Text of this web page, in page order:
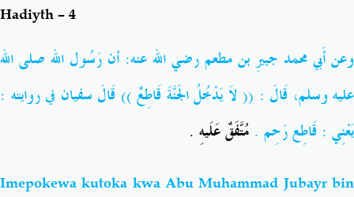
Hadiyth – 4
وعن أَبي محمد جبيرِ بن مطعمرضي الله عنه: أن رَسُول الله صلى الله
عليه وسلم، قَالَ : (( لاَ يَدْخُلُ الجَنَّةَ قَاطِعٌ )) قَالَ سفيان في روايته :
يَعْنِي : قَاطِع رَحِم . مُتَّفَقٌ عَلَيهِ .
Imepokewa kutoka kwa Abu Muhammad Jubayr bin